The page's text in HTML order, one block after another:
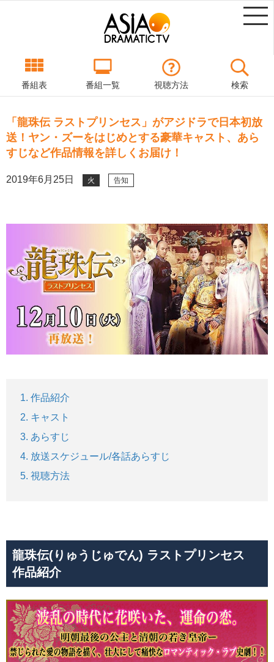
番組表 番組一覧 視聴方法 検索
「龍珠伝 ラストプリンセス」がアジドラで日本初放
送！ヤン・ズーをはじめとする豪華キャスト、あら
すじなど作品情報を詳しくお届け！
2019年6月25日 火 告知
作品紹介
キャスト
あらすじ
放送スケジュール/各話あらすじ
視聴方法
龍珠伝(りゅうじゅでん) ラストプリンセス
作品紹介